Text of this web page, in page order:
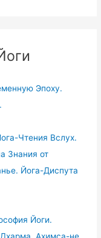
Эпоху.
Чтения Вслух.
Знания от
Йога-Диспута
Йоги.